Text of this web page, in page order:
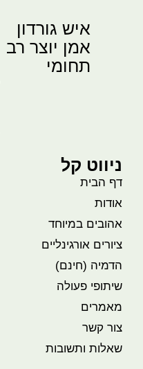
איש גורדון
אמן יוצר רב
תחומי
ניווט קל
דף הבית
אודות
אהובים במיוחד
ציורים אורגינליים
הדמיה (חינם)
שיתופי פעולה
מאמרים
צור קשר
שאלות ותשובות